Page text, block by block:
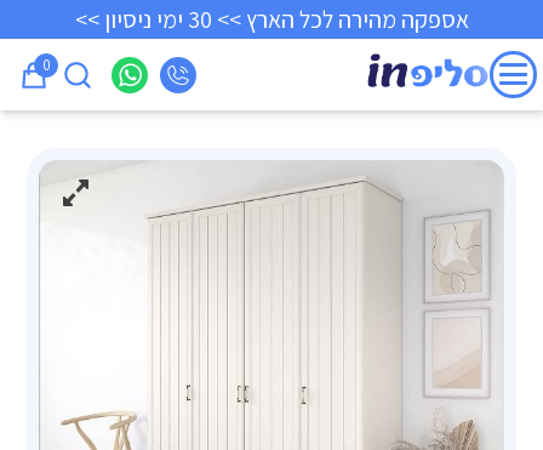
אספקה מהירה לכל הארץ >> 30 ימי ניסיון >>
0